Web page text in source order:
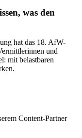
was den
hat das 18. AfW-
und
mit belastbaren
Content-Partner